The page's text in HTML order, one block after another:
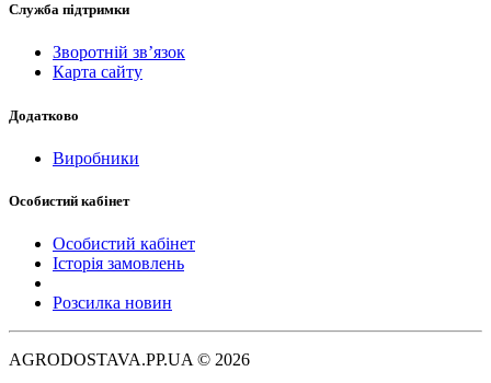
Служба підтримки
Зворотній зв’язок
Карта сайту
Додатково
Виробники
Особистий кабінет
Особистий кабінет
Історія замовлень
Розсилка новин
AGRODOSTAVA.PP.UA © 2026